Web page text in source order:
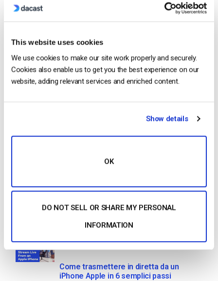
This website uses cookies
We use cookies to make our site work properly and securely.
Cookies also enable us to get you the best experience on our
website, adding relevant services and enriched content.
Show details
OK
DO NOT SELL OR SHARE MY PERSONAL
INFORMATION
1 2 3
Come trasmettere in diretta da un
iPhone Apple in 6 semplici passi